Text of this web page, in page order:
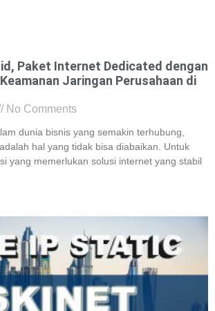
Paket Internet Dedicated dengan
Jaringan Perusahaan di
No Comments
dunia bisnis yang semakin terhubung,
hal yang tidak bisa diabaikan. Untuk
yang memerlukan solusi internet yang stabil